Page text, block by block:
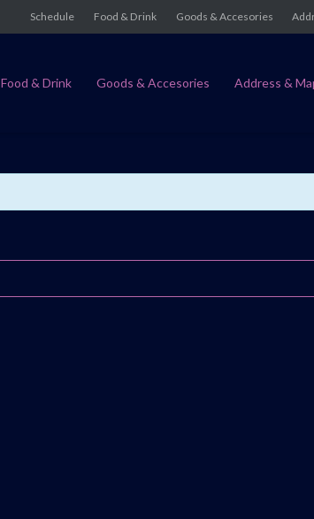
Schedule Food & Drink Goods & Accesories
Food & Drink Goods & Accesories Address &